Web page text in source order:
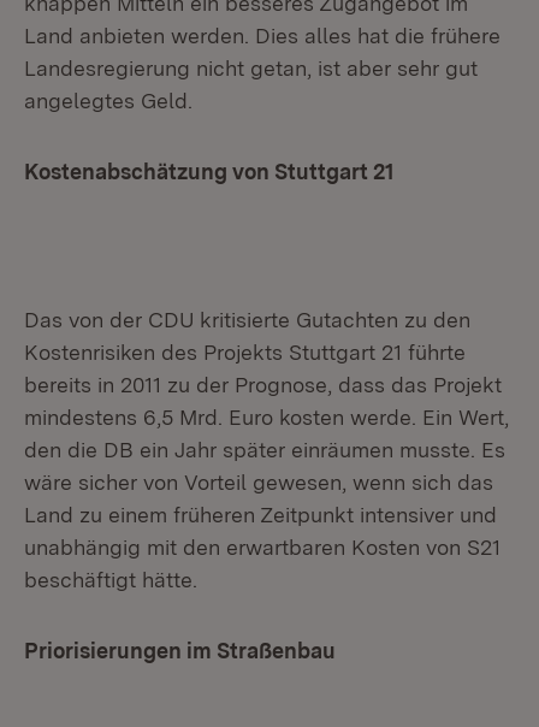
Land anbieten werden. Dies alles hat die frühere
Landesregierung nicht getan, ist aber sehr gut
angelegtes Geld.
Kostenabschätzung von Stuttgart 21
Das von der CDU kritisierte Gutachten zu den
Kostenrisiken des Projekts Stuttgart 21 führte
bereits in 2011 zu der Prognose, dass das Projekt
mindestens 6,5 Mrd. Euro kosten werde. Ein Wert,
den die DB ein Jahr später einräumen musste. Es
wäre sicher von Vorteil gewesen, wenn sich das
Land zu einem früheren Zeitpunkt intensiver und
unabhängig mit den erwartbaren Kosten von S21
beschäftigt hätte.
Priorisierungen im Straßenbau